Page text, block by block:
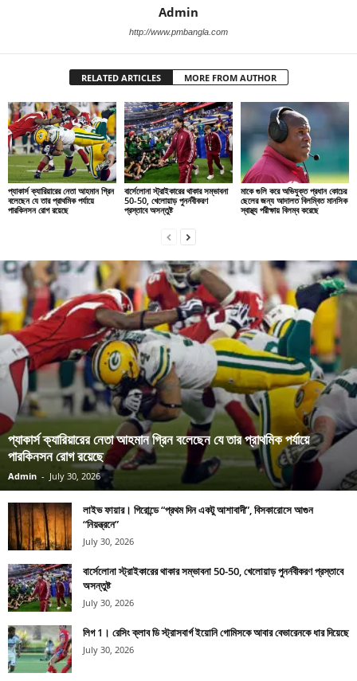
Admin
http://www.pmbangla.com
RELATED ARTICLES MORE FROM AUTHOR
প্যাকার্স ক্যারিয়ারের নেতা আহমান গ্রিন
বলেছেন যে তার প্রাথমিক পর্যায়ে
পারকিনসন রোগ রয়েছে
বার্সেলোনা স্ট্রাইকারের থাকার সম্ভাবনা
50-50, খেলোয়াড় পুনর্নবীকরণ
প্রস্তাবে অসন্তুষ্ট
মাকে গুলি করে অভিযুক্ত প্রধান কোচের
ছেলের জন্য আদালত বিলম্বিত মানসিক
স্বাস্থ্য পরীক্ষায় বিলম্ব করেছে
প্যাকার্স ক্যারিয়ারের নেতা আহমান গ্রিন বলেছেন যে তার প্রাথমিক পর্যায়ে
পারকিনসন রোগ রয়েছে
Admin - July 30, 2026
লাইভ ফায়ার। গিরোন্ডে “প্রথম দিন একটু আশাবাদী”, বিসকারোসে আগুন
“নিয়ন্ত্রনে”
July 30, 2026
বার্সেলোনা স্ট্রাইকারের থাকার সম্ভাবনা 50-50, খেলোয়াড় পুনর্নবীকরণ প্রস্তাবে
অসন্তুষ্ট
July 30, 2026
লিগ 1। রেসিং ক্লাব ডি স্ট্রাসবার্গ ইয়োনি গোমিসকে আবার বেভারেনকে ধার দিয়েছে
July 30, 2026